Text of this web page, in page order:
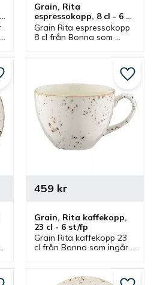
Grain, Rita
espressokopp, 8 cl - 6
st/fp
Grain Rita espressokopp
8 cl från Bonna som
Espressokopp som har
espressofat.
till i favoriter
Grain, Rita kaffekopp,
23 cl - 6 st/fp
Grain Rita kaffekopp 23
cl från Bonna som ingår i
kaffekopp och har
459kr
Lägg